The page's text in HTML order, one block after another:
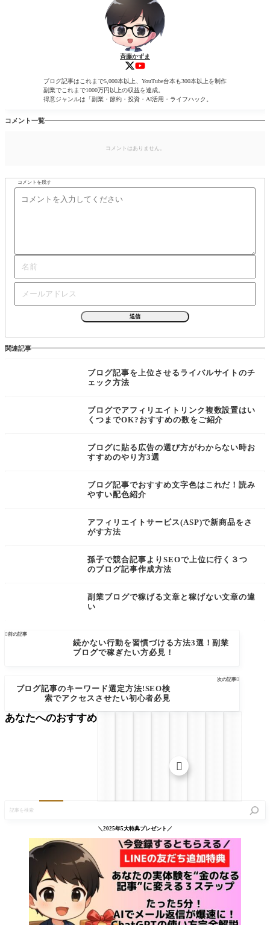
斉藤かずま
ブログ記事はこれまで5,000本以上、YouTube台本も300本以上を制作
副業でこれまで1000万円以上の収益を達成。
得意ジャンルは「副業・節約・投資・AI活用・ライフハック。
コメント一覧
コメントはありません。
コメントを残す
関連記事
ブログ記事を上位させるライバルサイトのチ
ェック方法
ブログでアフィリエイトリンク複数設置はい
くつまでOK?おすすめの数をご紹介
ブログに貼る広告の選び方がわからない時お
すすめのやり方3選
ブログ記事でおすすめ文字色はこれだ！読み
やすい配色紹介
アフィリエイトサービス(ASP)で新商品をさ
がす方法
孫子で競合記事よりSEOで上位に行く３つ
のブログ記事作成方法
副業ブログで稼げる文章と稼げない文章の違
い
前の記事
続かない行動を習慣づける方法3選！副業
ブログで稼ぎたい方必見！
次の記事
ブログ記事のキーワード選定方法!SEO検
索でアクセスさせたい初心者必見
＼2025年5大特典プレゼント／
あなたへのおすすめ
